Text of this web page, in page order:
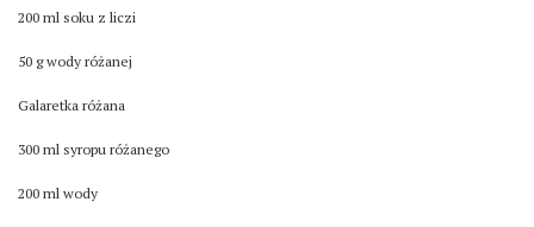
200 ml soku z liczi
50 g wody różanej
Galaretka różana
300 ml syropu różanego
200 ml wody